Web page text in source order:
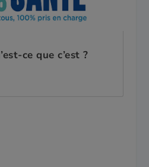
ce que c’est ?